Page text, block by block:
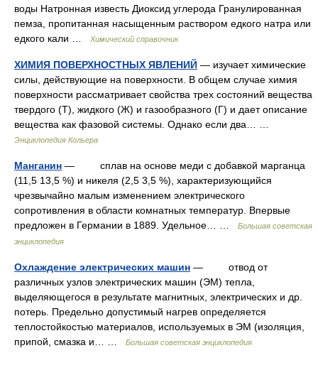
воды Натронная известь Диоксид углерода Гранулированная
пемза, пропитанная насыщенным раствором едкого натра или
едкого кали …
Химический справочник
ХИМИЯ ПОВЕРХНОСТНЫХ ЯВЛЕНИЙ — изучает химические
силы, действующие на поверхности. В общем случае химия
поверхности рассматривает свойства трех состояний вещества
твердого (Т), жидкого (Ж) и газообразного (Г) и дает описание
вещества как фазовой системы. Однако если два… …
Энциклопедия Кольера
Манганин — сплав на основе меди с добавкой марганца
(11,5 13,5 %) и никеля (2,5 3,5 %), характеризующийся
чрезвычайно малым изменением электрического
сопротивления в области комнатных температур. Впервые
предложен в Германии в 1889. Удельное… …
Большая советская
энциклопедия
Охлаждение электрических машин — отвод от
различных узлов электрических машин (ЭМ) тепла,
выделяющегося в результате магнитных, электрических и др.
потерь. Предельно допустимый нагрев определяется
теплостойкостью материалов, используемых в ЭМ (изоляция,
припой, смазка и… …
Большая советская энциклопедия